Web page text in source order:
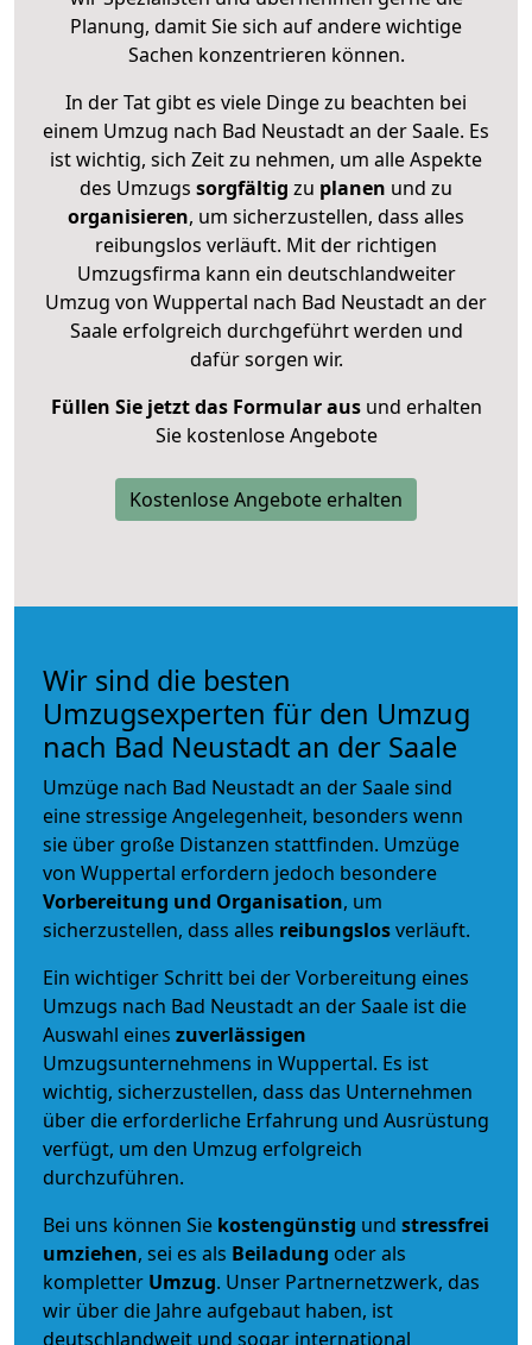
Planung, damit Sie sich auf andere wichtige
Sachen konzentrieren können.
In der Tat gibt es viele Dinge zu beachten bei
einem Umzug nach Bad Neustadt an der Saale. Es
ist wichtig, sich Zeit zu nehmen, um alle Aspekte
des Umzugs sorgfältig zu planen und zu
organisieren, um sicherzustellen, dass alles
reibungslos verläuft. Mit der richtigen
Umzugsfirma kann ein deutschlandweiter
Umzug von Wuppertal nach Bad Neustadt an der
Saale erfolgreich durchgeführt werden und
dafür sorgen wir.
Füllen Sie jetzt das Formular ausund erhalten
Sie kostenlose Angebote
Kostenlose Angebote erhalten
Wir sind die besten
Umzugsexperten für den Umzug
nach Bad Neustadt an der Saale
Umzüge nach Bad Neustadt an der Saale sind
eine stressige Angelegenheit, besonders wenn
sie über große Distanzen stattfinden. Umzüge
von Wuppertal erfordern jedoch besondere
Vorbereitung und Organisation, um
sicherzustellen, dass alles reibungslosverläuft.
Ein wichtiger Schritt bei der Vorbereitung eines
Umzugs nach Bad Neustadt an der Saale ist die
Auswahl eines zuverlässigen
Umzugsunternehmens in Wuppertal. Es ist
wichtig, sicherzustellen, dass das Unternehmen
über die erforderliche Erfahrung und Ausrüstung
verfügt, um den Umzug erfolgreich
durchzuführen.
Bei uns können Sie kostengünstig und stressfrei
umziehen, sei es als Beiladung oder als
kompletter Umzug. Unser Partnernetzwerk, das
wir über die Jahre aufgebaut haben, ist
deutschlandweit und sogar international